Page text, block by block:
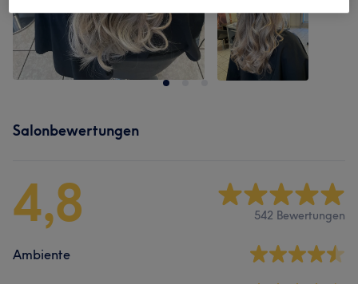
Salonbewertungen
4,8 542 Bewertungen
Ambiente